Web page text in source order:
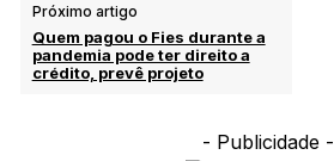
Próximo artigo
Quem pagou o Fies durante a
pandemia pode ter direito a
crédito, prevê projeto
- Publicidade -